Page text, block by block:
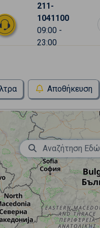
211-
1041100
09:00 -
23:00
Αποθήκευση
Αναζήτηση Εδώ